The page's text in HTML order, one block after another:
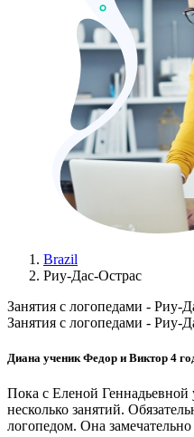
Brazil
Риу-Дас-Острас
Занятия с логопедами - Риу-
Занятия с логопедами - Риу-
Диана ученик Федор и Виктор 4
Пока с Еленой Геннадьевной
несколько занятий.
логопедом. Она